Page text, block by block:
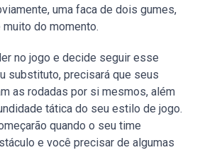
uma faca de dois gumes,
do momento.
no jogo e decide seguir esse
substituto, precisará que seus
as rodadas por si mesmos, além
tática do seu estilo de jogo.
quando o seu time
e você precisar de algumas